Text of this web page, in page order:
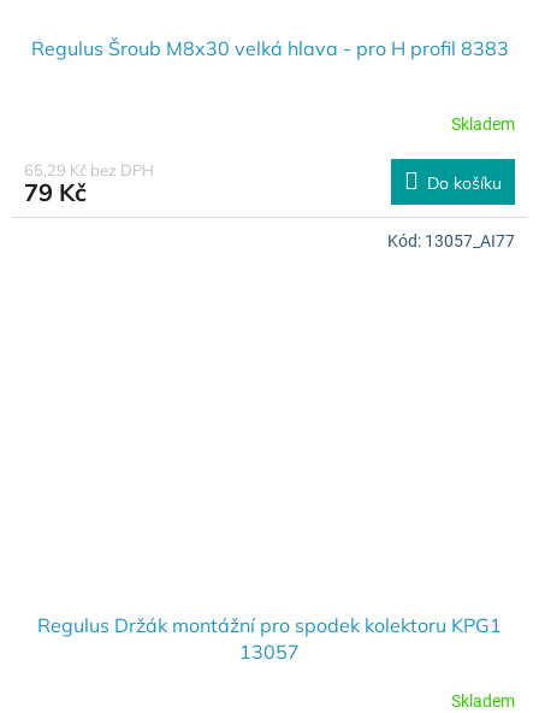
Regulus Šroub M8x30 velká hlava - pro H profil 8383
Skladem
65,29 Kč bez DPH
79 Kč Do košíku
Regulus Držák montážní pro spodek kolektoru KPG1
13057
Skladem
Kód: 13057_AI77